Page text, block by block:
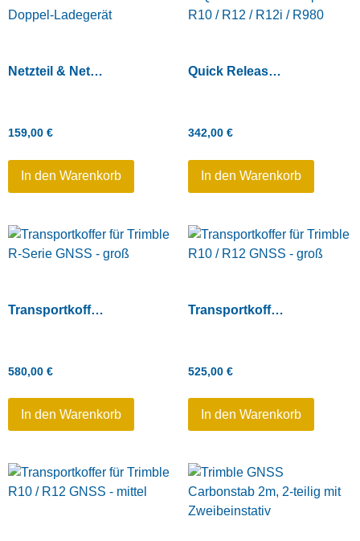
Netzteil & Netzkabel für Doppel-Ladegerät
159,00 €
In den Warenkorb
Quick Release Adapter R10 / R12 / R12i / R980
342,00 €
In den Warenkorb
Transportkoffer für Trimble R-Serie GNSS – groß
580,00 €
In den Warenkorb
Transportkoffer für Trimble R10 / R12 GNSS – groß
525,00 €
In den Warenkorb